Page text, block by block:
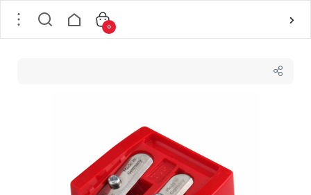
مداد تراش COSMETIC دو قلو KUM مدل 9020 TF
0